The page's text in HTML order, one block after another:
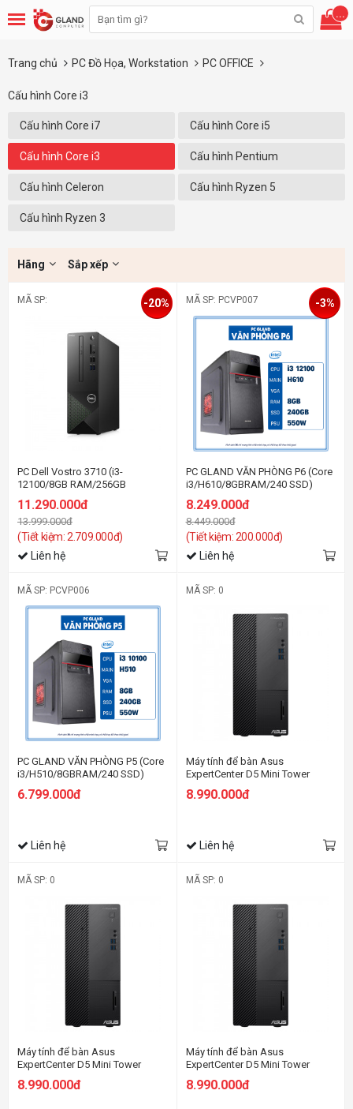
...
Trang chủ PC Đồ Họa, Workstation PC OFFICE
Cấu hình Core i3
Cấu hình Core i7 Cấu hình Core i5
Cấu hình Core i3 Cấu hình Pentium
Cấu hình Celeron Cấu hình Ryzen 5
Cấu hình Ryzen 3
Hãng Sắp xếp
MÃ SP:
PC Dell Vostro 3710 (i3-
12100/8GB RAM/256GB
11.290.000đ
13.999.000đ
(Tiết kiệm: 2.709.000đ)
-20%
Liên hệ
MÃ SP: PCVP007
PC GLAND VĂN PHÒNG P6 (Core
i3/H610/8GBRAM/240 SSD)
8.249.000đ
8.449.000đ
(Tiết kiệm: 200.000đ)
-3%
Liên hệ
MÃ SP: PCVP006
PC GLAND VĂN PHÒNG P5 (Core
i3/H510/8GBRAM/240 SSD)
6.799.000đ
Liên hệ
MÃ SP: 0
Máy tính để bàn Asus
ExpertCenter D5 Mini Tower
D500MA-3101001820
8.990.000đ
Liên hệ
MÃ SP: 0
Máy tính để bàn Asus
ExpertCenter D5 Mini Tower
8.990.000đ
MÃ SP: 0
Máy tính để bàn Asus
ExpertCenter D5 Mini Tower
8.990.000đ